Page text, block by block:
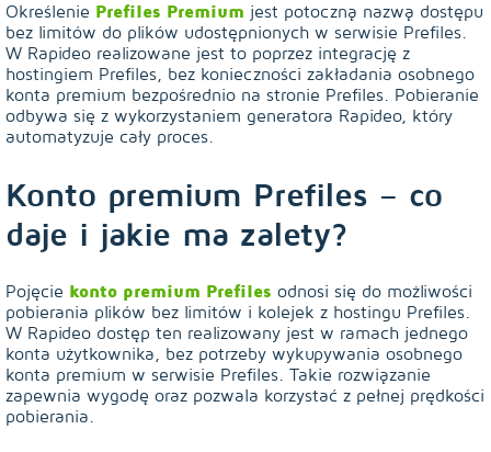
Określenie Prefiles Premium jest potoczną nazwą dostępu
bez limitów do plików udostępnionych w serwisie Prefiles.
W Rapideo realizowane jest to poprzez integrację z
hostingiem Prefiles, bez konieczności zakładania osobnego
konta premium bezpośrednio na stronie Prefiles. Pobieranie
odbywa się z wykorzystaniem generatora Rapideo, który
automatyzuje cały proces.
Konto premium Prefiles – co
daje i jakie ma zalety?
Pojęcie konto premium Prefiles odnosi się do możliwości
pobierania plików bez limitów i kolejek z hostingu Prefiles.
W Rapideo dostęp ten realizowany jest w ramach jednego
konta użytkownika, bez potrzeby wykupywania osobnego
konta premium w serwisie Prefiles. Takie rozwiązanie
zapewnia wygodę oraz pozwala korzystać z pełnej prędkości
pobierania.